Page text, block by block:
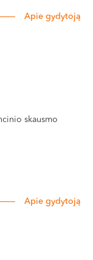
Apie gydytoją
skausmo
Apie gydytoją